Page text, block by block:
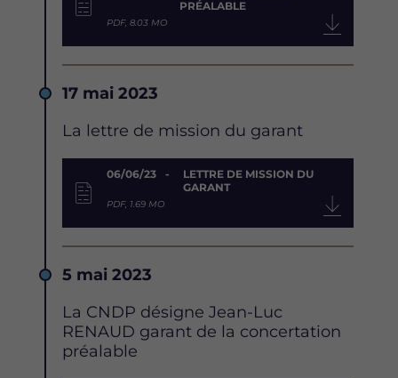
PRÉALABLE
PDF, 8.03 MO
Date
17 mai 2023
Description
La lettre de mission du garant
Document
06/06/23
LETTRE DE MISSION DU
GARANT
PDF, 1.69 MO
Date
5 mai 2023
Description
La CNDP désigne Jean-Luc
RENAUD garant de la concertation
préalable